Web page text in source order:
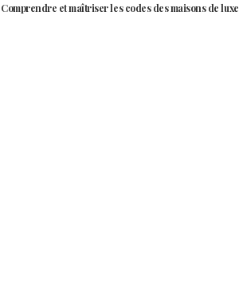
Comprendre et maîtriser les codes des maisons de luxe